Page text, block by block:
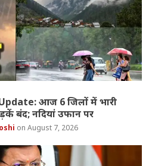
आज 6 जिलों में भारी
बंद; नदियां उफान पर
August 7, 2026